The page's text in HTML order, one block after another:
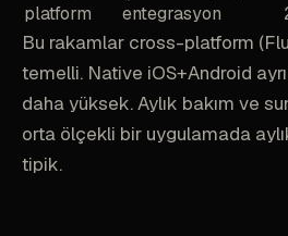
platform
entegrasyon
Bu rakamlar cross-platform
temelli. Native iOS+Android
daha yüksek. Aylık bakım ve
orta ölçekli bir uygulamada
tipik.